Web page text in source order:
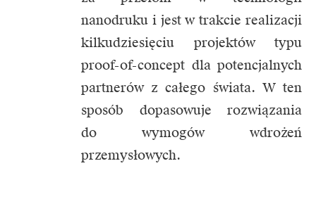
nanodruku i jest w trakcie realizacji
kilkudziesięciu projektów typu
proof-of-concept dla potencjalnych
partnerów z całego świata. W ten
sposób dopasowuje rozwiązania
do wymogów wdrożeń
przemysłowych.